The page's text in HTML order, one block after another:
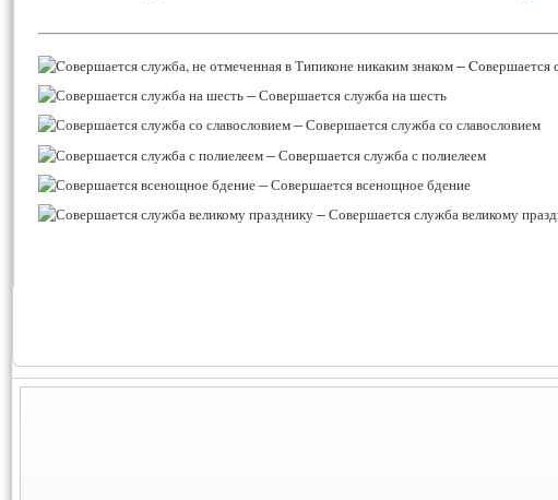
–Cовершается
–Совершается служба на шесть
–Совершается служба со славословием
–Совершается служба с полиелеем
–Совершается всенощное бдение
–Совершается служба великому